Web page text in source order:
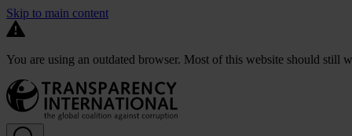
Skip to main content
You are using an outdated browser. Most of this website should still